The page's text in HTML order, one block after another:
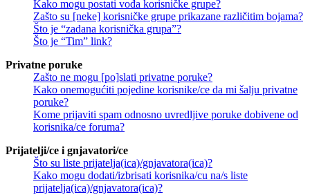
Kako mogu postati vođa korisničke grupe?
Zašto su [neke] korisničke grupe prikazane različitim bojama?
Što je “zadana korisnička grupa”?
Što je “Tim” link?
Privatne poruke
Zašto ne mogu [po]slati privatne poruke?
Kako onemogućiti pojedine korisnike/ce da mi šalju privatne
poruke?
Kome prijaviti spam odnosno uvredljive poruke dobivene od
korisnika/ce foruma?
Prijatelji/ce i gnjavatori/ce
Što su liste prijatelja(ica)/gnjavatora(ica)?
Kako mogu dodati/izbrisati korisnika/cu na/s liste
prijatelja(ica)/gnjavatora(ica)?